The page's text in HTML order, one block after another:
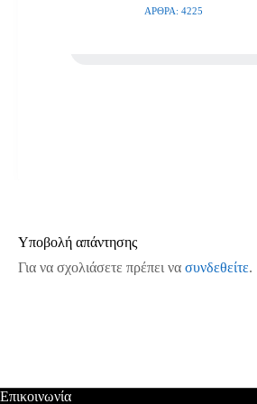
ΆΡΘΡΑ: 4225
Υποβολή απάντησης
Για να σχολιάσετε πρέπει να συνδεθείτε.
Επικοινωνία